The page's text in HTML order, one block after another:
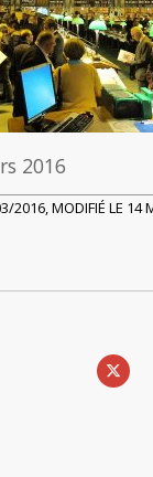
2016
2016, MODIFIÉ LE 14